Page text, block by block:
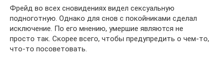
Фрейд во всех сновидениях видел сексуальную
подноготную. Однако для снов с покойниками сделал
исключение. По его мнению, умершие являются не
просто так. Скорее всего, чтобы предупредить о чем-то,
что-то посоветовать.